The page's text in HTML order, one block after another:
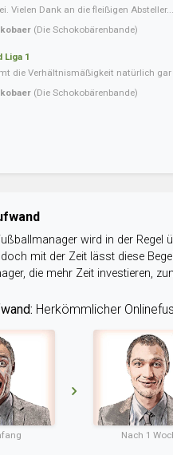
Vielen Dank an die fleißigen Absteller...
(Die Schokobärenbande)
Liga 1
die Verhältnismäßigkeit natürlich
(Die Schokobärenbande)
wird in der
mit der Zeit lässt diese
die mehr Zeit investieren,
Herkömmlicher
Nach 1